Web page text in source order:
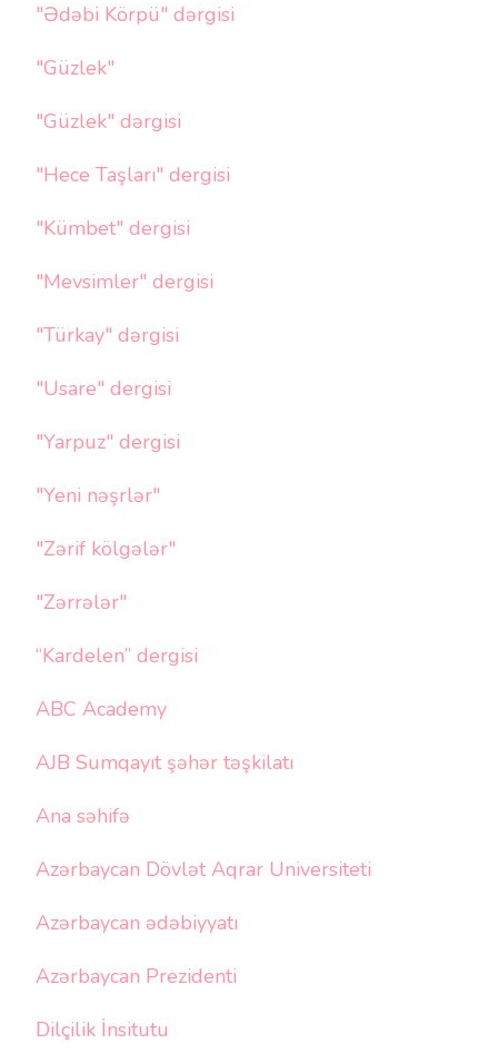
"Ədəbi Körpü" dərgisi
"Güzlek"
"Güzlek" dərgisi
"Hece Taşları" dergisi
"Kümbet" dergisi
"Mevsimler" dergisi
"Türkay" dərgisi
"Usare" dergisi
"Yarpuz" dergisi
"Yeni nəşrlər"
"Zərif kölgələr"
"Zərrələr"
“Kardelen” dergisi
ABC Academy
AJB Sumqayıt şəhər təşkilatı
Ana səhifə
Azərbaycan Dövlət Aqrar Universiteti
Azərbaycan ədəbiyyatı
Azərbaycan Prezidenti
Dilçilik İnsitutu